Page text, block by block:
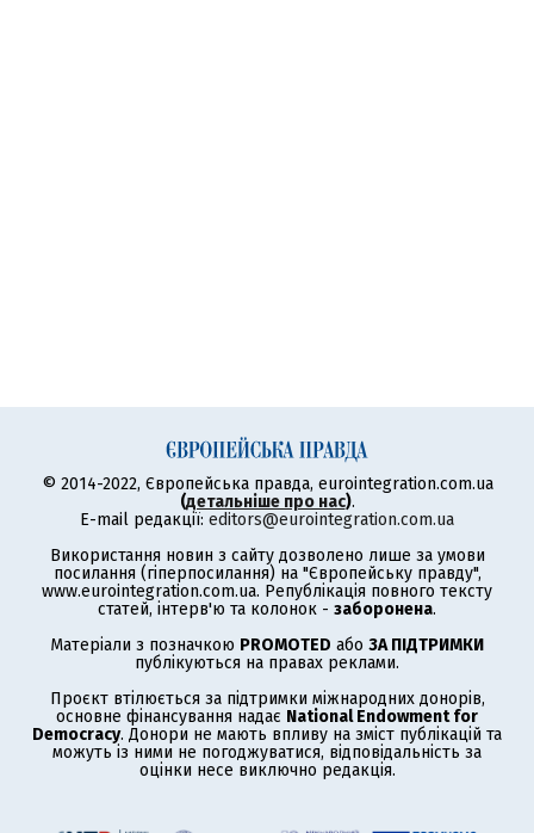
© 2014-2022, Європейська правда, eurointegration.com.ua
(детальніше про нас).
E-mail редакції: editors@eurointegration.com.ua
Використання новин з сайту дозволено лише за умови
посилання (гіперпосилання) на "Європейську правду",
www.eurointegration.com.ua. Републікація повного тексту
статей, інтерв'ю та колонок - заборонена.
Матеріали з позначкою PROMOTED або ЗА ПІДТРИМКИ
публікуються на правах реклами.
Проєкт втілюється за підтримки міжнародних донорів,
основне фінансування надає National Endowment for
Democracy. Донори не мають впливу на зміст публікацій та
можуть із ними не погоджуватися, відповідальність за
оцінки несе виключно редакція.